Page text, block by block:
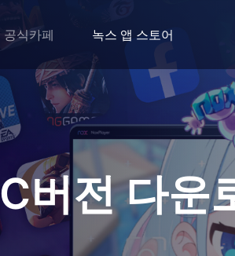
공식카페 녹스 앱 스토어
버전 다운